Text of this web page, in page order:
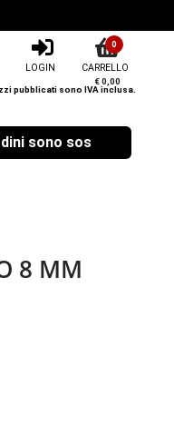
pubblicati sono IVA inclusa.
LOGIN CARRELLO
0
€ 0,00
sospese dal 08/
8 MM